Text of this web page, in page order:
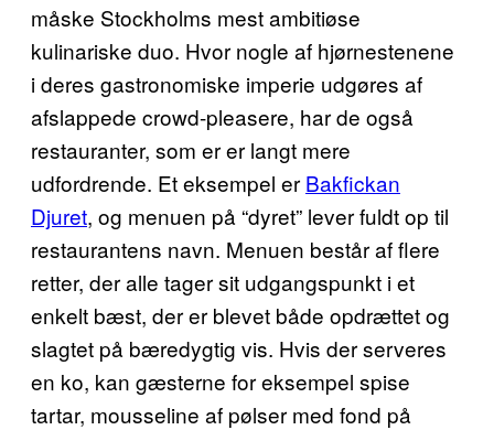
måske Stockholms mest ambitiøse
kulinariske duo. Hvor nogle af hjørnestenene
i deres gastronomiske imperie udgøres af
afslappede crowd-pleasere, har de også
restauranter, som er er langt mere
udfordrende. Et eksempel er Bakfickan
Djuret, og menuen på “dyret” lever fuldt op til
restaurantens navn. Menuen består af flere
retter, der alle tager sit udgangspunkt i et
enkelt bæst, der er blevet både opdrættet og
slagtet på bæredygtig vis. Hvis der serveres
en ko, kan gæsterne for eksempel spise
tartar, mousseline af pølser med fond på